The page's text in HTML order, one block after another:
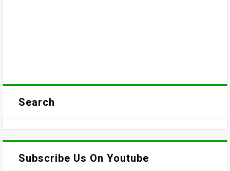
Search
Subscribe Us On Youtube